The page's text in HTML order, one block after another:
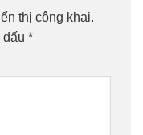
thị công khai.
*